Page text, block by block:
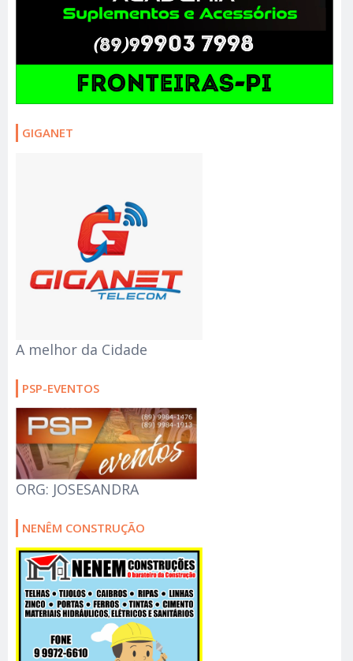
GIGANET
A melhor da Cidade
PSP-EVENTOS
ORG: JOSESANDRA
NENÊM CONSTRUÇÃO